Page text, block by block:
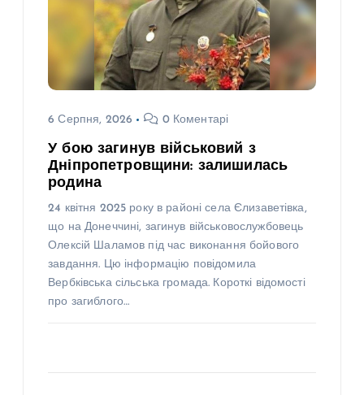
6 Серпня, 2026 0 Коментарі
У бою загинув військовий з
Дніпропетровщини: залишилась
родина
24 квітня 2025 року в районі села Єлизаветівка,
що на Донеччині, загинув військовослужбовець
Олексій Шаламов під час виконання бойового
завдання. Цю інформацію повідомила
Вербківська сільська громада. Короткі відомості
про загиблого…